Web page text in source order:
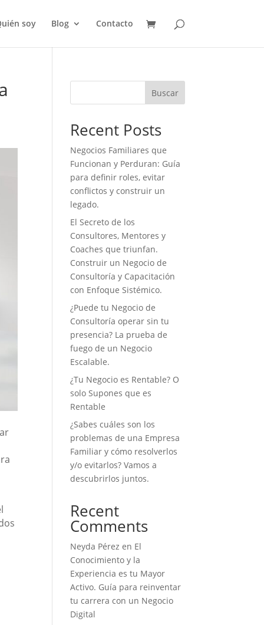
soy Blog Contacto
Buscar
Recent Posts
Negocios Familiares que
Funcionan y Perduran: Guía
para definir roles, evitar
conflictos y construir un
legado.
El Secreto de los
Consultores, Mentores y
Coaches que triunfan.
Construir un Negocio de
Consultoría y Capacitación
con Enfoque Sistémico.
¿Puede tu Negocio de
Consultoría operar sin tu
presencia? La prueba de
fuego de un Negocio
Escalable.
¿Tu Negocio es Rentable? O
solo Supones que es
Rentable
¿Sabes cuáles son los
problemas de una Empresa
Familiar y cómo resolverlos
y/o evitarlos? Vamos a
descubrirlos juntos.
Recent
Comments
Neyda Pérez en El
Conocimiento y la
Experiencia es tu Mayor
Activo. Guía para reinventar
tu carrera con un Negocio
Digital